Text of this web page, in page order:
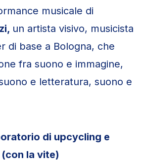
musicale di
, un artista visivo, musicista
di base a Bologna, che
fra suono e immagine,
e letteratura, suono e
di upcycling e
la vite)